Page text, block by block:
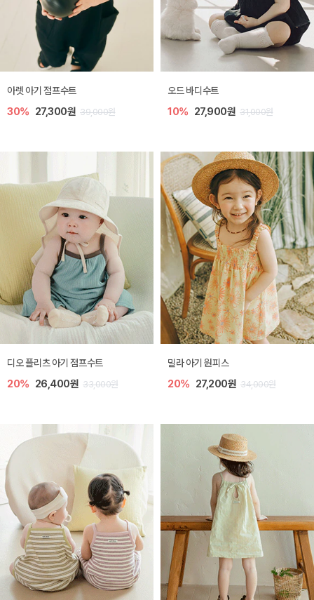
아렛 아기 점프수트
30% 27,300원 39,000원
오드 바디수트
10% 27,900원 31,000원
디오 플리츠 아기 점프수트
20% 26,400원 33,000원
밀라 아기 원피스
20% 27,200원 34,000원